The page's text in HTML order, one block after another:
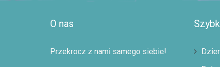
O nas
Przekrocz z nami samego siebie!